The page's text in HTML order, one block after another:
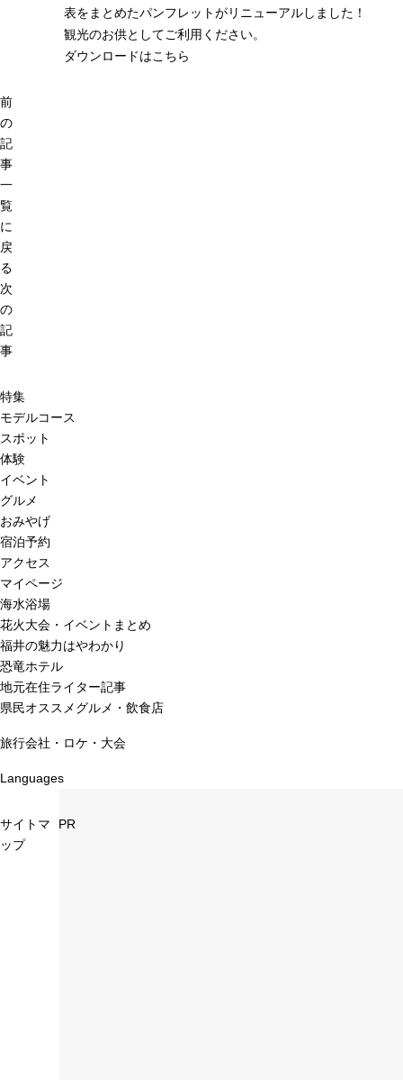
表をまとめたパンフレットがリニューアルしました！
観光のお供としてご利用ください。
ダウンロードはこちら
前
の
記
事
一
覧
に
戻
る
次
の
記
事
特集
モデルコース
スポット
体験
イベント
グルメ
おみやげ
宿泊予約
アクセス
マイページ
海水浴場
花火大会・イベントまとめ
福井の魅力はやわかり
恐竜ホテル
地元在住ライター記事
県民オススメグルメ・飲食店
旅行会社・ロケ・大会
Languages
サイトマ
ップ
PR